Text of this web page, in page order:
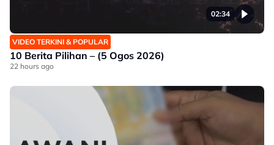
02:34
VIDEO TERKINI & POPULAR
10 Berita Pilihan – (5 Ogos 2026)
22 hours ago